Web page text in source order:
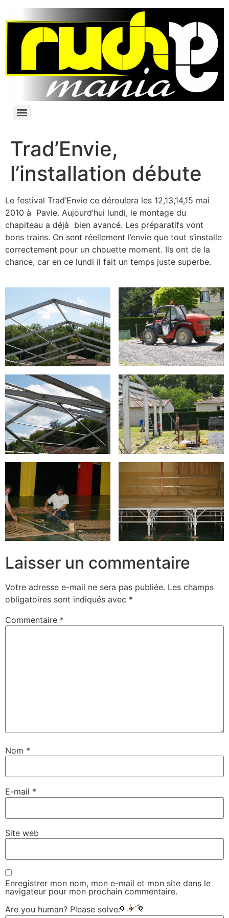
Trad’Envie,
l’installation débute
Le festival Trad’Envie ce déroulera les 12,13,14,15 mai
2010 à Pavie. Aujourd’hui lundi, le montage du
chapiteau a déjà bien avancé. Les préparatifs vont
bons trains. On sent réellement l’envie que tout s’installe
correctement pour un chouette moment. Ils ont de la
chance, car en ce lundi il fait un temps juste superbe.
Laisser un commentaire
Votre adresse e-mail ne sera pas publiée. Les champs
obligatoires sont indiqués avec *
Commentaire *
Nom *
E-mail *
Site web
Enregistrer mon nom, mon e-mail et mon site dans le
navigateur pour mon prochain commentaire.
Are you human? Please solve: